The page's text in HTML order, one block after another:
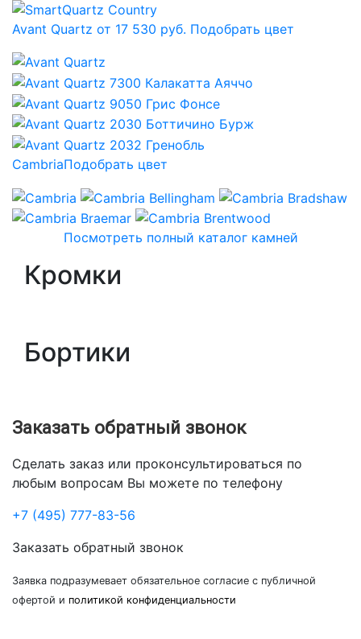
Avant Quartz от 17 530 руб. Подобрать цвет
CambriaПодобрать цвет
Посмотреть полный каталог камней
Кромки
Бортики
Заказать обратный звонок
Сделать заказ или проконсультироваться по
любым вопросам Вы можете по телефону
+7 (495) 777-83-56
Заказать обратный звонок
Заявка подразумевает обязательное согласие с публичной
офертой и политикой конфиденциальности